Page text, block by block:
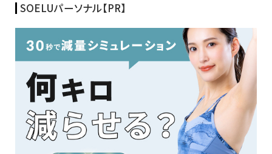
SOELUパーソナル【PR】